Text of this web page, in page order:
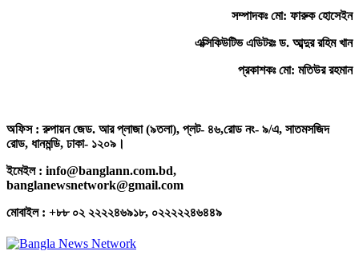
সম্পাদকঃ মো: ফারুক হোসেইন
এক্সিকিউটিভ এডিটরঃ ড. আব্দুর রহিম খান
প্রকাশকঃ মো: মতিউর রহমান
অফিস : রুপায়ন জেড. আর প্লাজা (৯তলা), প্লট- ৪৬,রোড নং- ৯/এ, সাতমসজিদ
রোড, ধানমন্ডি, ঢাকা- ১২০৯।
ইমেইল : info@banglann.com.bd,
banglanewsnetwork@gmail.com
মোবাইল : +৮৮ ০২ ২২২২৪৬৯১৮, ০২২২২২৪৬৪৪৯